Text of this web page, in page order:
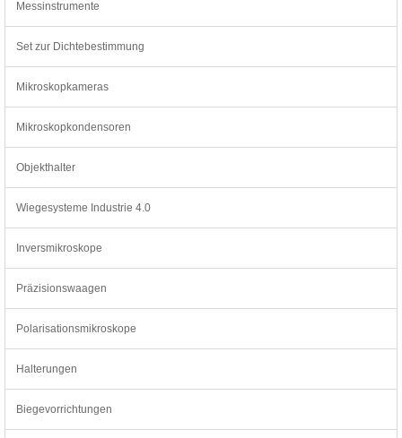
Messinstrumente
Set zur Dichtebestimmung
Mikroskopkameras
Mikroskopkondensoren
Objekthalter
Wiegesysteme Industrie 4.0
Inversmikroskope
Präzisionswaagen
Polarisationsmikroskope
Halterungen
Biegevorrichtungen